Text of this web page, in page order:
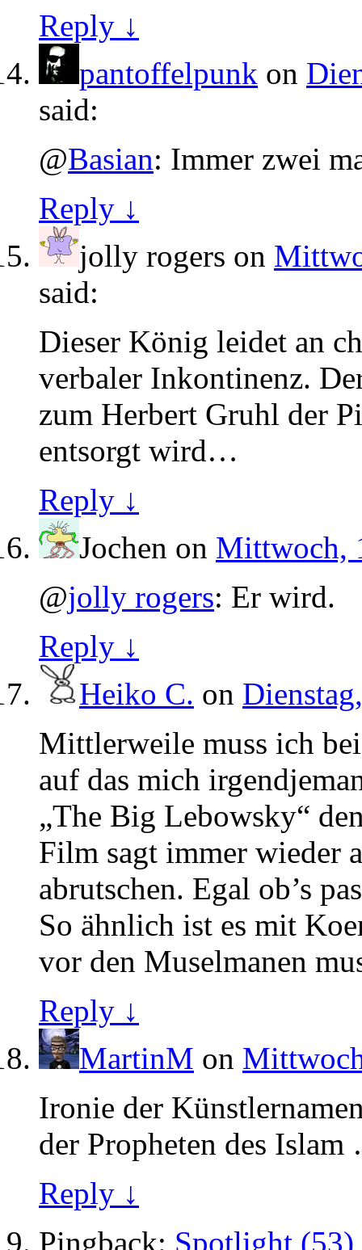
Reply ↓
pantoffelpunk on
said:
@Basian: Immer zwei
Reply ↓
jolly rogers on
said:
Dieser König leidet an
verbaler Inkontinenz.
zum Herbert Gruhl der
entsorgt wird…
Reply ↓
Jochen on Mittwoch,
@jolly rogers: Er wird.
Reply ↓
Heiko C. on
Mittlerweile muss ich
auf das mich
„The Big Lebowsky“
Film sagt immer wieder
abrutschen. Egal ob’s
So ähnlich ist es mit
vor den Muselmanen
Reply ↓
MartinM on
Ironie der
der Propheten des
Reply ↓
Pingback: Spotlight (53)